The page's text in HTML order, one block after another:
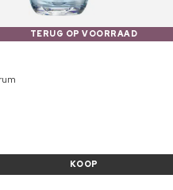
TERUG OP VOORRAAD
KOOP